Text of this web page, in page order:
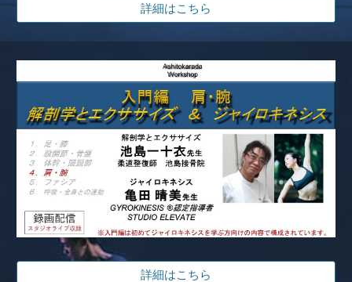
詳細はこちら
詳細はこちら